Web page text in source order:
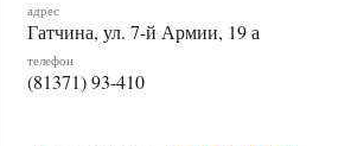
адрес
Гатчина, ул. 7-й Армии, 19 а
телефон
(81371) 93-410